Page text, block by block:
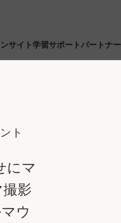
サイト学習サポートパートナー
ト
にマ
影
ウ